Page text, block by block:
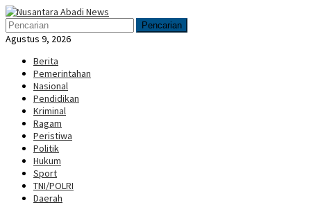
Loncat
ke
konten
Menu
Mobile
Pencarian
Agustus 9, 2026
Berita
Pemerintahan
Nasional
Pendidikan
Kriminal
Ragam
Peristiwa
Politik
Hukum
Sport
TNI/POLRI
Daerah